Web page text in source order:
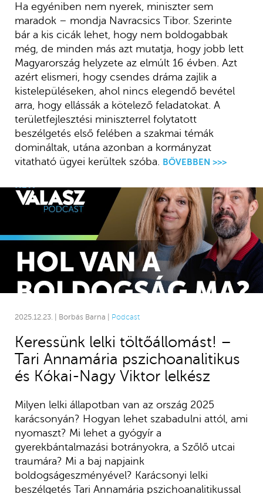
Ha egyéniben nem nyerek, miniszter sem
maradok – mondja Navracsics Tibor. Szerinte
bár a kis cicák lehet, hogy nem boldogabbak
még, de minden más azt mutatja, hogy jobb lett
Magyarország helyzete az elmúlt 16 évben. Azt
azért elismeri, hogy csendes dráma zajlik a
kistelepüléseken, ahol nincs elegendő bevétel
arra, hogy ellássák a kötelező feladatokat. A
területfejlesztési miniszterrel folytatott
beszélgetés első felében a szakmai témák
domináltak, utána azonban a kormányzat
vitatható ügyei kerültek szóba. BŐVEBBEN >>>
2025.12.23. | Borbás Barna | Podcast
Keressünk lelki töltőállomást! –
Tari Annamária pszichoanalitikus
és Kókai-Nagy Viktor lelkész
Milyen lelki állapotban van az ország 2025
karácsonyán? Hogyan lehet szabadulni attól, ami
nyomaszt? Mi lehet a gyógyír a
gyerekbántalmazási botrányokra, a Szőlő utcai
traumára? Mi a baj napjaink
boldogságeszményével? Karácsonyi lelki
beszélgetés Tari Annamária pszichoanalitikussal